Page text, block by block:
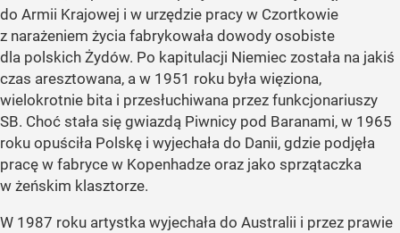
do Armii Krajowej i w urzędzie pracy w Czortkowie
z narażeniem życia fabrykowała dowody osobiste
dla polskich Żydów. Po kapitulacji Niemiec została na jakiś
czas aresztowana, a w 1951 roku była więziona,
wielokrotnie bita i przesłuchiwana przez funkcjonariuszy
SB. Choć stała się gwiazdą Piwnicy pod Baranami, w 1965
roku opuściła Polskę i wyjechała do Danii, gdzie podjęła
pracę w fabryce w Kopenhadze oraz jako sprzątaczka
w żeńskim klasztorze.
W 1987 roku artystka wyjechała do Australii i przez prawie